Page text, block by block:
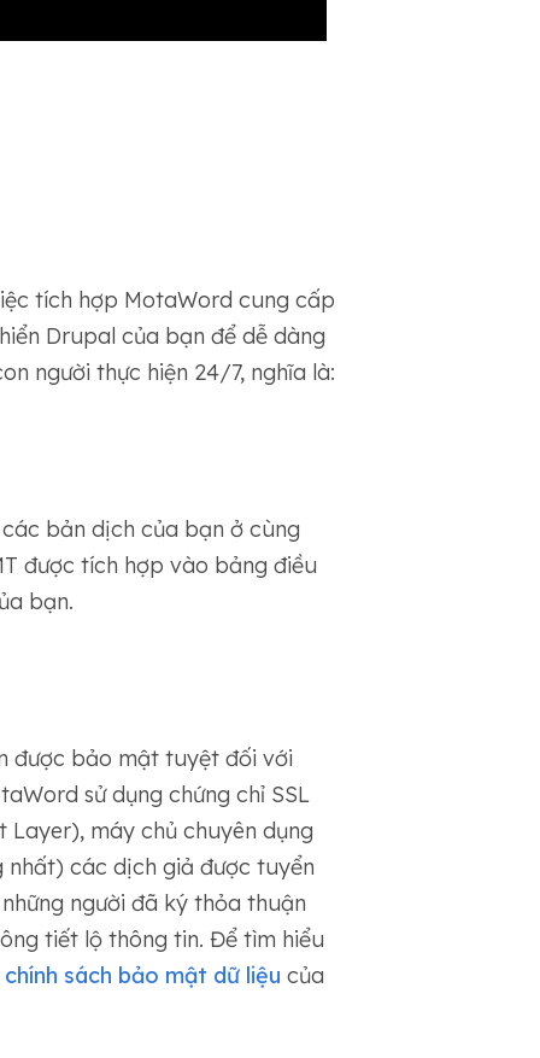
tích hợp MotaWord cung cấp
Drupal của bạn để dễ dàng
người thực hiện 24/7, nghĩa là:
bản dịch của bạn ở cùng
được tích hợp vào bảng điều
bạn.
được bảo mật tuyệt đối với
sử dụng chứng chỉ SSL
Layer), máy chủ chuyên dụng
các dịch giả được tuyển
người đã ký thỏa thuận
tiết lộ thông tin. Để tìm hiểu
chính sách bảo mật dữ liệu của